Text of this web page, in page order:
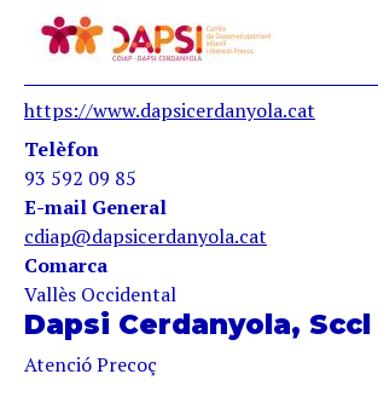
https://www.dapsicerdanyola.cat
Telèfon
93 592 09 85
E-mail General
cdiap@dapsicerdanyola.cat
Comarca
Vallès Occidental
Dapsi Cerdanyola, Sccl
Atenció Precoç